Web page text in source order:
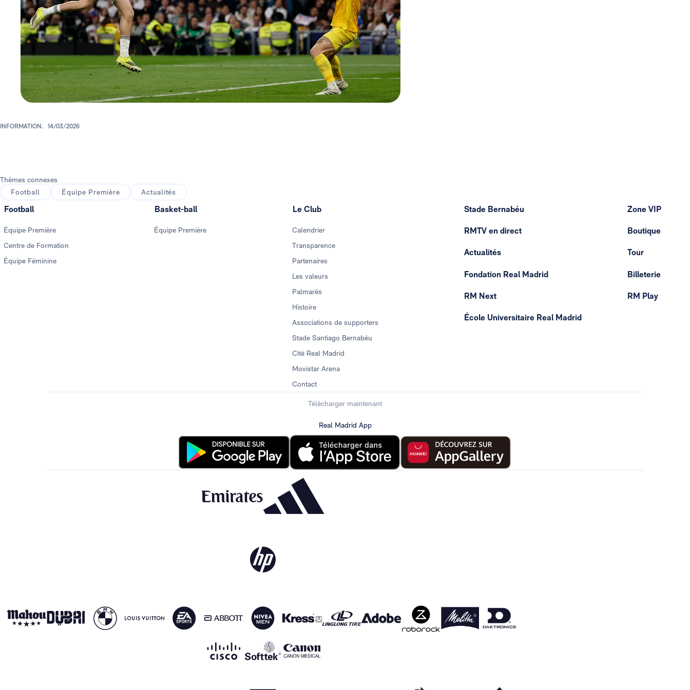
INFORMATION. 14/03/2026
Thèmes connexes
Football
Équipe Première Actualités
Football
Équipe Première
Centre de Formation
Équipe Féminine
Basket-ball
Équipe Première
Le Club
Calendrier
Transparence
Partenaires
Les valeurs
Palmarès
Histoire
Associations de supporters
Stade Santiago Bernabéu
Cité Real Madrid
Movistar Arena
Contact
Stade Bernabéu
RMTV en direct
Actualités
Fondation Real Madrid
RM Next
École Universitaire Real Madrid
Zone VIP
Boutique
Tour
Billeterie
RM Play
Télécharger maintenant
Real Madrid App